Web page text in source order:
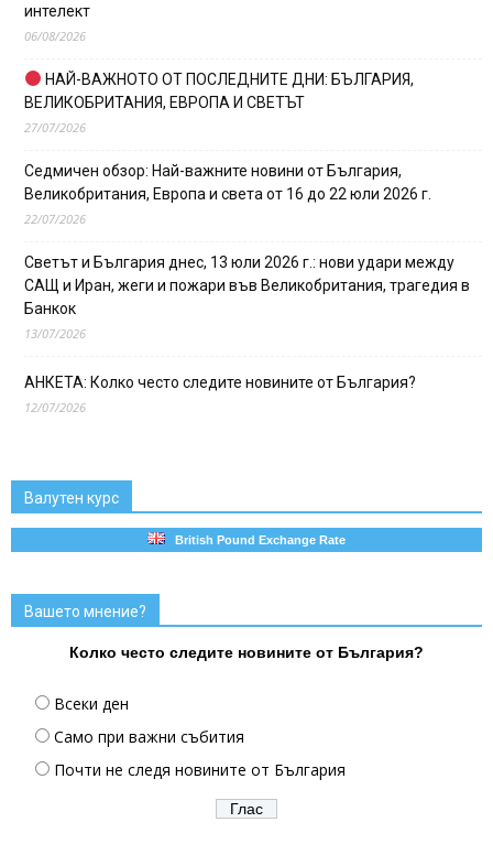
интелект
06/08/2026
НАЙ-ВАЖНОТО ОТ ПОСЛЕДНИТЕ ДНИ: БЪЛГАРИЯ,
ВЕЛИКОБРИТАНИЯ, ЕВРОПА И СВЕТЪТ
27/07/2026
Седмичен обзор: Най-важните новини от България,
Великобритания, Европа и света от 16 до 22 юли 2026 г.
22/07/2026
Светът и България днес, 13 юли 2026 г.: нови удари между
САЩ и Иран, жеги и пожари във Великобритания, трагедия в
Банкок
13/07/2026
АНКЕТА: Колко често следите новините от България?
12/07/2026
Валутен курс
British Pound Exchange Rate
Вашето мнение?
Колко често следите новините от България?
Всеки ден
Само при важни събития
Почти не следя новините от България